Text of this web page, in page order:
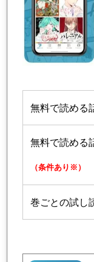
無料で読める
無料で読める
（条件あり※）
巻ごとの試し